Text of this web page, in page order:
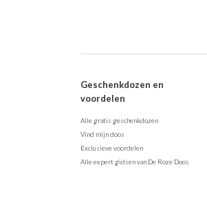
Geschenkdozen en
voordelen
Alle gratis geschenkdozen
Vind mijn doos
Exclusieve voordelen
Alle expert gidsen van De Roze Doos